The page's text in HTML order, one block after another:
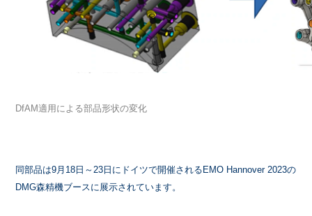
DfAM適用による部品形状の変化
同部品は9月18日～23日にドイツで開催されるEMO Hannover 2023の
DMG森精機ブースに展示されています。